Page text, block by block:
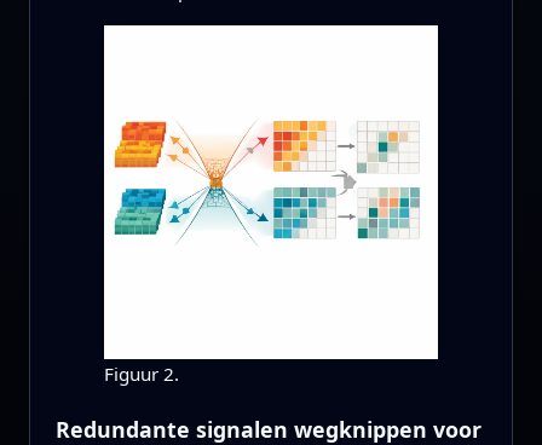
Figuur 2.
Redundante signalen wegknippen voor